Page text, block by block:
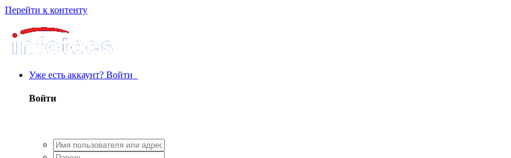
Перейти к контенту
Уже есть аккаунт? Войти
Войти